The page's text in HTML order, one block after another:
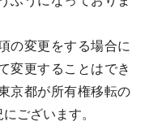
の変更をする場合に
変更することはでき
京都が所有権移転の
ございます。